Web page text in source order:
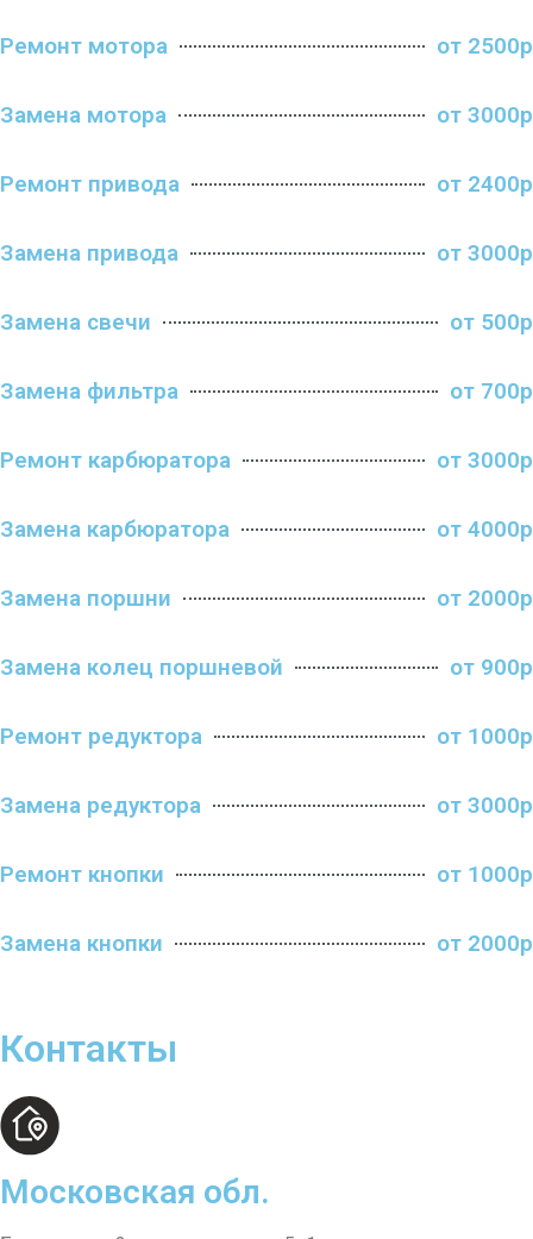
Ремонт мотора от 2500р
Замена мотора от 3000р
Ремонт привода от 2400р
Замена привода от 3000р
Замена свечи от 500р
Замена фильтра от 700р
Ремонт карбюратора от 3000р
Замена карбюратора от 4000р
Замена поршни от 2000р
Замена колец поршневой от 900р
Ремонт редуктора от 1000р
Замена редуктора от 3000р
Ремонт кнопки от 1000р
Замена кнопки от 2000р
Контакты
Московская обл.